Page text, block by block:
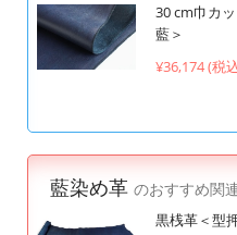
30 cm巾カ
藍＞
¥36,174 (税
藍染め革 のおすすめ関
黒桟革＜型